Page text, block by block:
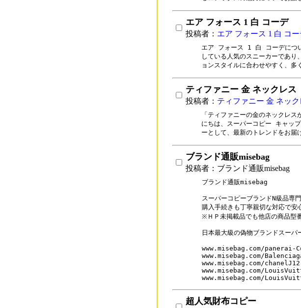
エア フォース 1 白 コーデ
投稿者： エア フォース 1 白 コ
エア フォース 1 白 コーデにつ
している人気のスニーカーであり
ョンスタイルに合わせやすく、多
ティファニー 金 ネックレス
投稿者： ティファニー 金 ネック
「ティファニーの金のネックレ
にちは、スーパーコピー キャッ
ーとして、最新のトレンドをお届
ブランド通販misebag
投稿者：ブランド通販misebag
ブランド通販misebag
スーパーコピーブランドN級品専
購入手続きも丁寧親切な対応で安
※ＨＰ未掲載品でも他店の商品型
日本最大級の偽物ブランドスーパ
www.misebag.com/panerai-
www.misebag.com/
www.misebag.com/
www.misebag.com/
www.misebag.com/
超人気財布コピー